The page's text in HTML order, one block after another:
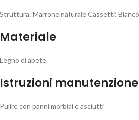
Struttura: Marrone naturale Cassetti: Bianco
Materiale
Legno di abete
Istruzioni manutenzione
Pulire con panni morbidi e asciutti